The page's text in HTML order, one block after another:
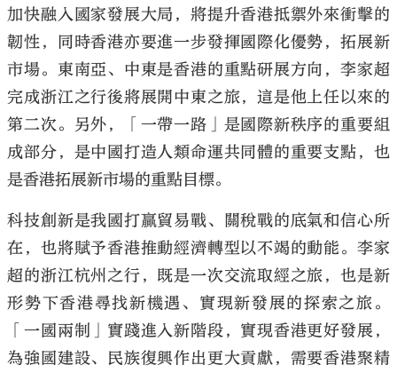
加快融入國家發展大局，將提升香港抵禦外來衝擊的
韌性，同時香港亦要進一步發揮國際化優勢，拓展新
市場。東南亞、中東是香港的重點研展方向，李家超
完成浙江之行後將展開中東之旅，這是他上任以來的
第二次。另外，「一帶一路」是國際新秩序的重要組
成部分，是中國打造人類命運共同體的重要支點，也
是香港拓展新市場的重點目標。
科技創新是我國打贏貿易戰、關稅戰的底氣和信心所
在，也將賦予香港推動經濟轉型以不竭的動能。李家
超的浙江杭州之行，既是一次交流取經之旅，也是新
形勢下香港尋找新機遇、實現新發展的探索之旅。
「一國兩制」實踐進入新階段，實現香港更好發展，
為強國建設、民族復興作出更大貢獻，需要香港聚精